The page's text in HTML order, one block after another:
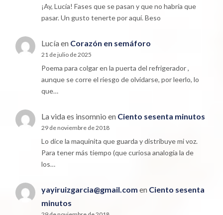
¡Ay, Lucía! Fases que se pasan y que no habría que
pasar. Un gusto tenerte por aquí. Beso
Lucíaen Corazón en semáforo
21 de julio de 2025
Poema para colgar en la puerta del refrigerador ,
aunque se corre el riesgo de olvidarse, por leerlo, lo
que…
La vida es insomnio en Ciento sesenta minutos
29 de noviembre de 2018
Lo dice la maquinita que guarda y distribuye mi voz.
Para tener más tiempo (que curiosa analogía la de
los…
yayiruizgarcia@gmail.com en Ciento sesenta
minutos